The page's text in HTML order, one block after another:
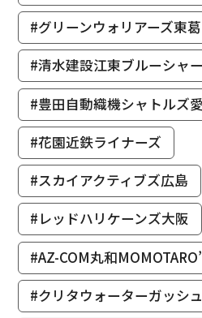
#グリーンウォリアーズ東葛
#清水建設江東ブルーシャ
#豊田自動織機シャトルズ
#花園近鉄ライナーズ
#スカイアクティブズ広島
#レッドハリケーンズ大阪
#AZ-COM丸和
#クリタウォーターガッシ